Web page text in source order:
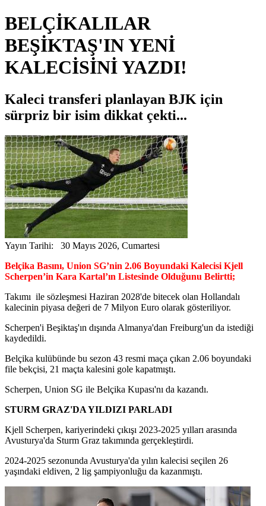
BELÇİKALILAR
BEŞİKTAŞ'IN YENİ
KALECİSİNİ YAZDI!
Kaleci transferi planlayan BJK için
sürpriz bir isim dikkat çekti...
Yayın Tarihi: 30 Mayıs 2026, Cumartesi
Belçika Basını, Union SG’nin 2.06 Boyundaki Kalecisi Kjell
Scherpen’in Kara Kartal’ın Listesinde Olduğunu Belirtti;
Takımı ile sözleşmesi Haziran 2028'de bitecek olan Hollandalı
kalecinin piyasa değeri de 7 Milyon Euro olarak gösteriliyor.
Scherpen'i Beşiktaş'ın dışında Almanya'dan Freiburg'un da istediği
kaydedildi.
Belçika kulübünde bu sezon 43 resmi maça çıkan 2.06 boyundaki
file bekçisi, 21 maçta kalesini gole kapatmıştı.
Scherpen, Union SG ile Belçika Kupası'nı da kazandı.
STURM GRAZ'DA YILDIZI PARLADI
Kjell Scherpen, kariyerindeki çıkışı 2023-2025 yılları arasında
Avusturya'da Sturm Graz takımında gerçekleştirdi.
2024-2025 sezonunda Avusturya'da yılın kalecisi seçilen 26
yaşındaki eldiven, 2 lig şampiyonluğu da kazanmıştı.